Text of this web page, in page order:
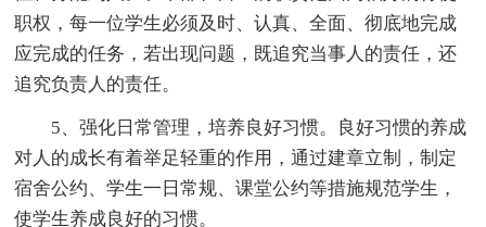
职权，每一位学生必须及时、认真、全面、彻底地完成
应完成的任务，若出现问题，既追究当事人的责任，还
追究负责人的责任。
5、强化日常管理，培养良好习惯。良好习惯的养成
对人的成长有着举足轻重的作用，通过建章立制，制定
宿舍公约、学生一日常规、课堂公约等措施规范学生，
使学生养成良好的习惯。